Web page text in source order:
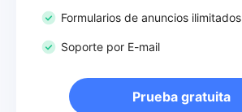
Formularios de anuncios ilimitados
Soporte por E-mail
Prueba gratuita